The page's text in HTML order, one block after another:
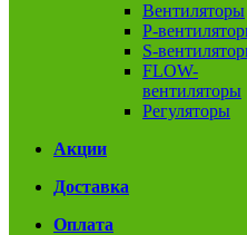
Вентиляторы
P-
S-
FLOW-
вентиляторы
Регуляторы
Акции
Доставка
Оплата